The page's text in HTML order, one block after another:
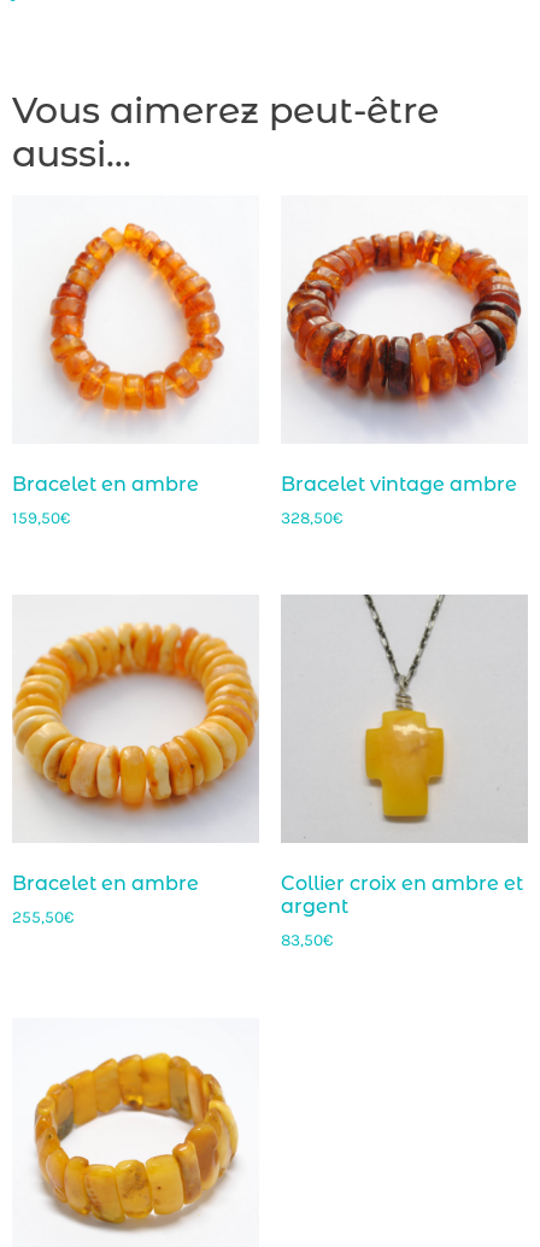
Vous aimerez peut-être
aussi…
Bracelet en ambre
159,50€
Bracelet vintage ambre
328,50€
Bracelet en ambre
255,50€
Collier croix en ambre et
argent
83,50€